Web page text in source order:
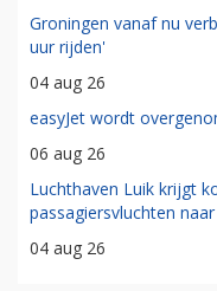
Groningen vanaf nu
uur rijden'
04 aug 26
easyJet wordt
06 aug 26
Luchthaven Luik krijgt
passagiersvluchten
04 aug 26